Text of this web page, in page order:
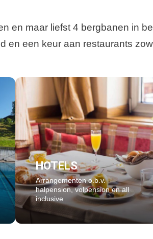
en maar liefst 4 bergbanen in
en een keur aan restaurants
HOTELS
Arrangementen o.b.v.
halpension, volpension en all
inclusive